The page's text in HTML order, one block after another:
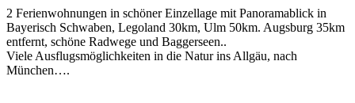
2 Ferienwohnungen in schöner Einzellage mit Panoramablick in
Bayerisch Schwaben, Legoland 30km, Ulm 50km. Augsburg 35km
entfernt, schöne Radwege und Baggerseen..
Viele Ausflugsmöglichkeiten in die Natur ins Allgäu, nach
München….